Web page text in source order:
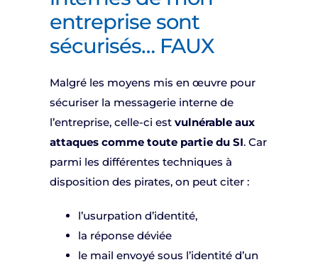
entreprise sont
sécurisés… FAUX
Malgré les moyens mis en œuvre pour
sécuriser la messagerie interne de
l’entreprise, celle-ci est vulnérable aux
attaques comme toute partie du SI. Car
parmi les différentes techniques à
disposition des pirates, on peut citer :
l’usurpation d’identité,
la réponse déviée
le mail envoyé sous l’identité d’un